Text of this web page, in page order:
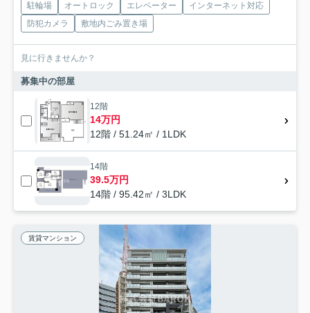
駐輪場 オートロック エレベーター
インターネット対応
防犯カメラ
敷地内ごみ置き場
見に行きませんか？
募集中の部屋
12階
14万円
12階 / 51.24㎡ / 1LDK
14階
39.5万円
14階 / 95.42㎡ / 3LDK
賃貸マンション